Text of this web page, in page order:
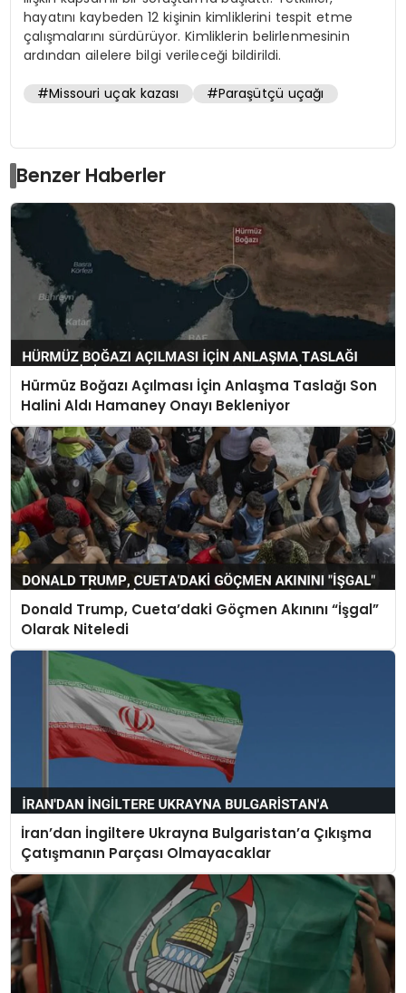
hayatını kaybeden 12 kişinin kimliklerini tespit etme
çalışmalarını sürdürüyor. Kimliklerin belirlenmesinin
ardından ailelere bilgi verileceği bildirildi.
#Missouri uçak kazası #Paraşütçü uçağı
Benzer Haberler
Hürmüz Boğazı Açılması İçin Anlaşma Taslağı Son
Halini Aldı Hamaney Onayı Bekleniyor
Donald Trump, Cueta’daki Göçmen Akınını “İşgal”
Olarak Niteledi
İran’dan İngiltere Ukrayna Bulgaristan’a Çıkışma
Çatışmanın Parçası Olmayacaklar